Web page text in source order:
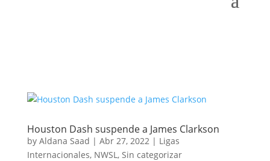
Houston Dash suspende a James Clarkson
by Aldana Saad | Abr 27, 2022| Ligas
Internacionales, NWSL, Sin categorizar